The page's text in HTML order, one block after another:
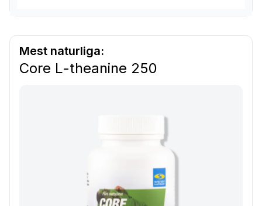
Mest naturliga:
Core L-theanine 250